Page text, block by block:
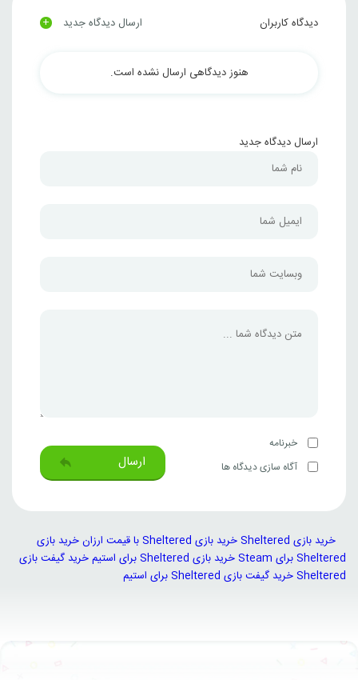
دیدگاه کاربران ارسال دیدگاه جدید +
هنوز دیدگاهی ارسال نشده است.
ارسال دیدگاه جدید
خبرنامه
آگاه سازی دیدگاه ها
ارسال
خرید بازی Sheltered خرید بازی Sheltered با قیمت ارزان
خرید بازی
Sheltered برای Steam
خرید بازی Sheltered برای استیم
خرید گیفت بازی
Shelteredخرید گیفت بازی Sheltered برای استیم